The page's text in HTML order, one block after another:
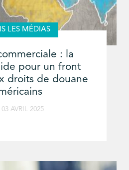
LES MÉDIAS
: la
pour un front
droits de douane
03 AVRIL 2025